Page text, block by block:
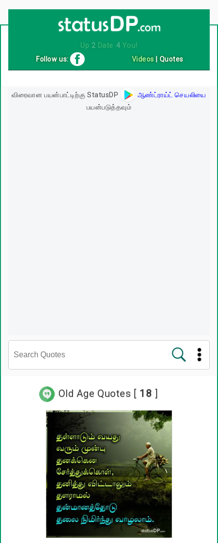
Up 2Date 4You!
Follow us: Videos Quotes
விரைவான பயன்பாட்டிற்கு StatusDP
ஆண்ட்ராய்ட் செயலியை
பயன்படுத்தவும்
சினிமா வரிகள்
பிரபலங்களின் பொன்மொழிகள்
பழமொழிகள்
ஊக்கம் / உத்வேக பொன்மொழிகள்
காதல் பொன்மொழிகள்
மகிழ்ச்சி பொன்மொழிகள்
Old Age Quotes [ 18 ]